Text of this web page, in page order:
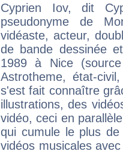
Cyprien Iov, dit
pseudonyme de
vidéaste, acteur,
de bande dessinée
1989 à Nice
Astrotheme, état-
s'est fait connaître
illustrations, des
vidéo, ceci en
qui cumule le plus
vidéos musicales